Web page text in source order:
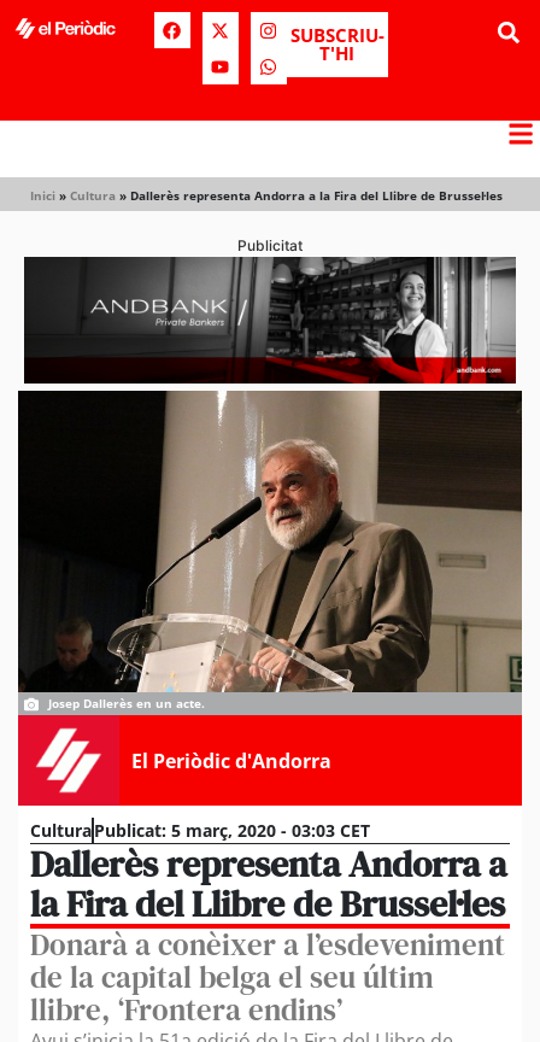
SUBSCRIU-
T'HI
Inici » Cultura » Dallerès representa Andorra a la Fira del Llibre de Brussel·les
Publicitat
Josep Dallerès en un acte.
El Periòdic d'Andorra
CulturaPublicat: 5 març, 2020 - 03:03 CET
Dallerès representa Andorra a
la Fira del Llibre de Brussel·les
Donarà a conèixer a l’esdeveniment
de la capital belga el seu últim
llibre, ‘Frontera endins’